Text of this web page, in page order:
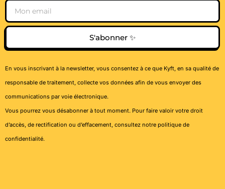
Email
S'abonner ✨
En vous inscrivant à la newsletter, vous consentez à ce que Kyft, en sa qualité de
responsable de traitement, collecte vos données afin de vous envoyer des
communications par voie électronique.
Vous pourrez vous désabonner à tout moment. Pour faire valoir votre droit
d’accès, de rectification ou d’effacement, consultez notre politique de
confidentialité.